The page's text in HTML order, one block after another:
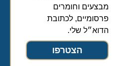
מבצעים וחומרים
פרסומיים, לכתובת
הדוא״ל שלי.
הצטרפו